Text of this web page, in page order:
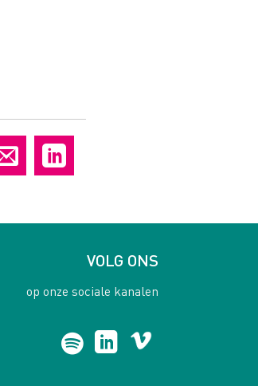
VOLG ONS
op onze sociale kanalen